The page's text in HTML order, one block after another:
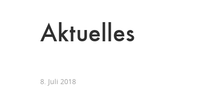
Aktuelles
8. Juli 2018